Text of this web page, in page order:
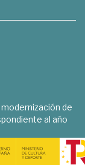
modernización de
al año